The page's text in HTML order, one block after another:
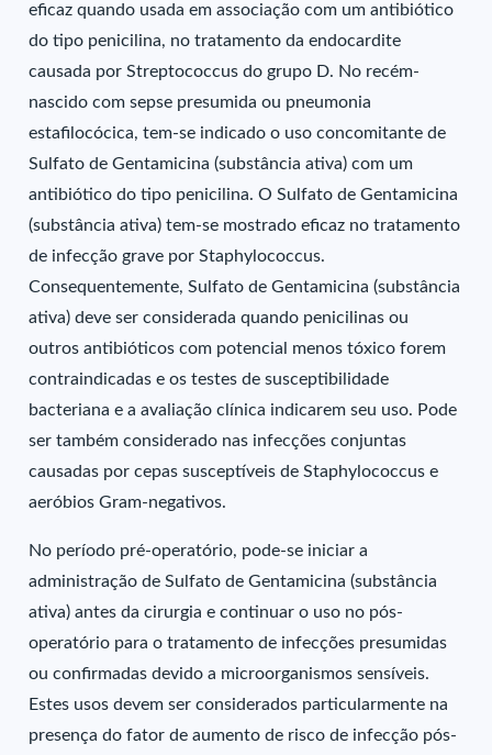
eficaz quando usada em associação com um antibiótico
do tipo penicilina, no tratamento da endocardite
causada por Streptococcus do grupo D. No recém-
nascido com sepse presumida ou pneumonia
estafilocócica, tem-se indicado o uso concomitante de
Sulfato de Gentamicina (substância ativa) com um
antibiótico do tipo penicilina. O Sulfato de Gentamicina
(substância ativa) tem-se mostrado eficaz no tratamento
de infecção grave por Staphylococcus.
Consequentemente, Sulfato de Gentamicina (substância
ativa) deve ser considerada quando penicilinas ou
outros antibióticos com potencial menos tóxico forem
contraindicadas e os testes de susceptibilidade
bacteriana e a avaliação clínica indicarem seu uso. Pode
ser também considerado nas infecções conjuntas
causadas por cepas susceptíveis de Staphylococcus e
aeróbios Gram-negativos.
No período pré-operatório, pode-se iniciar a
administração de Sulfato de Gentamicina (substância
ativa) antes da cirurgia e continuar o uso no pós-
operatório para o tratamento de infecções presumidas
ou confirmadas devido a microorganismos sensíveis.
Estes usos devem ser considerados particularmente na
presença do fator de aumento de risco de infecção pós-